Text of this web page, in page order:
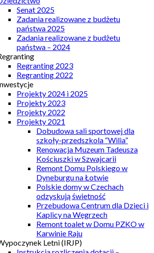
Senat 2025
Zadania realizowane z budżetu
państwa 2025
Zadania realizowane z budżetu
państwa – 2024
Regranting 2023
Regranting 2022
Projekty 2024 i 2025
Projekty 2023
Projekty 2022
Projekty 2021
Dobudowa sali sportowej dla
szkoły-przedszkola “Wilia”
Renowacja Muzeum Tadeusza
Kościuszki w Szwajcarii
Remont Domu Polskiego w
Dyneburgu na Łotwie
Polskie domy w Czechach
odzyskują świetność
Przebudowa Centrum dla Dzieci i
Kaplicy na Węgrzech
Remont toalet w Domu PZKO w
Karwinie Raju
Letni (IRJP)